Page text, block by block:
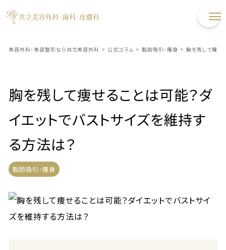
美容外科・美容整形なら共立美容外科 > 公式コラム > 脂肪吸引・痩身 > 胸を残して痩せ
胸を残して痩せることは可能？ダ
イエットでバストサイズを維持す
る方法は？
脂肪吸引・痩身